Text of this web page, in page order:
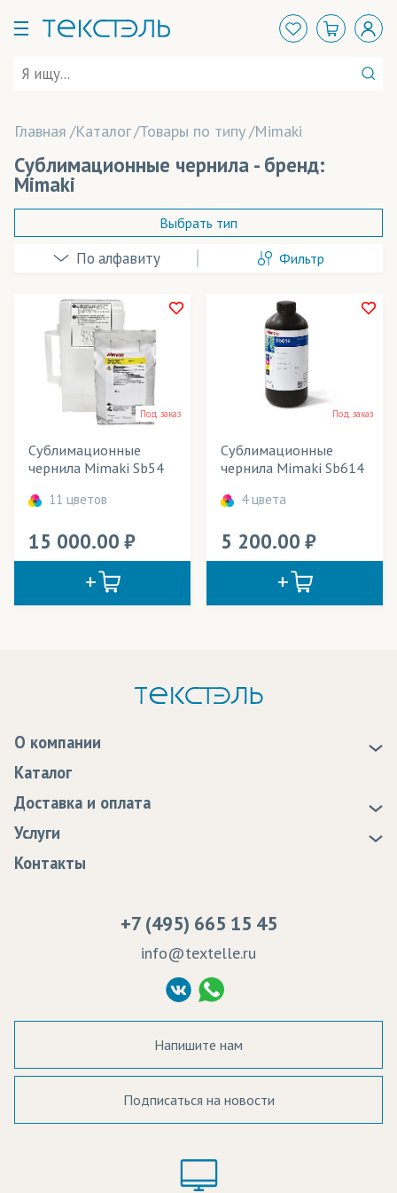
Главная Каталог Товары по типу Mimaki
Сублимационные чернила - бренд:
Mimaki
Sensient
КИАН (Италия)
Выбрать тип
Фильтр
Розничная цена
Применение в изделиях
Тип товара
Цвет
Под заказ
Сублимационные
чернила Mimaki Sb54
11 цветов
15 000.00
Под заказ
Сублимационные
чернила Mimaki Sb614
4 цвета
5 200.00
О компании
Статьи
Программа лояльности
Сертификаты качества
Судебные решения
Политика Конфиденциальности
Согласие на обработку ПД
Каталог
Доставка и оплата
Доставка
Оплата
Возврат
Услуги
Образцы
Контакты
+7 (495) 665 15 45
info@textelle.ru
Напишите нам
Подписаться на новости